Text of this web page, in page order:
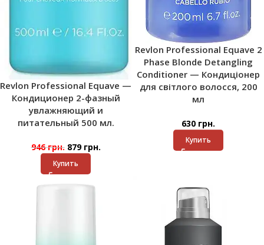
Revlon Professional Equave —
Кондиционер 2-фазный
увлажняющий и
питательный 500 мл.
946грн. 879 грн.
Купить
Revlon Professional Equave 2
Phase Blonde Detangling
Conditioner — Кондиціонер
для світлого волосся, 200
мл
630 грн.
Купить